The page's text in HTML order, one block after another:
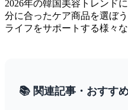
2026年の韓国美容トレンド
分に合ったケア商品を選ぼう
ライフをサポートする様々
📚 関連記事・おすす